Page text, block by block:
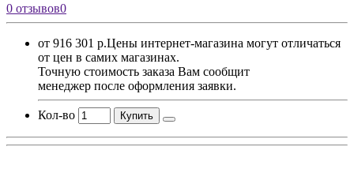
0 отзывов0
от 916 301 р.Цены интернет-магазина могут отличаться
от цен в самих магазинах.
Точную стоимость заказа Вам сообщит
менеджер после оформления заявки.
Кол-во Купить